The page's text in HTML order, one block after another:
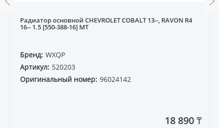
Радиатор основной CHEVROLET COBALT 13--, RAVON R4
16-- 1.5 [550-388-16] MT
Бренд: WXQP
Артикул: 520203
Оригинальный номер: 96024142
18 890 ₸